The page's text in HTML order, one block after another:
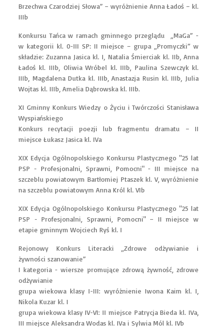
Brzechwa Czarodziej Słowa” – wyróżnienie Anna Ładoś – kl.
IIIb
Konkursu Tańca w ramach gminnego przeglądu „MaGa” -
w kategorii kl. 0-III SP: II miejsce – grupa „Promyczki” w
składzie: Zuzanna Jasica kl. I, Natalia Śmierciak kl. IIb, Anna
Ładoś kl. IIIb, Oliwia Wróbel kl. IIIb, Paulina Szewczyk kl.
IIIb, Magdalena Dutka kl. IIIb, Anastazja Rusin kl. IIIb, Julia
Wojtas kl. IIIb, Amelia Dąbrowska kl. IIIb.
XI Gminny Konkurs Wiedzy o Życiu i Twórczości Stanisława
Wyspiańskiego
Konkurs recytacji poezji lub fragmentu dramatu – II
miejsce Łukasz Jasica kl. IVa
XIX Edycja Ogólnopolskiego Konkursu Plastycznego "25 lat
PSP - Profesjonalni, Sprawni, Pomocni" - III miejsce na
szczeblu powiatowym Bartłomiej Ptaszek kl. V, wyróżnienie
na szczeblu powiatowym Anna Król kl. VIb
XIX Edycja Ogólnopolskiego Konkursu Plastycznego "25 lat
PSP - Profesjonalni, Sprawni, Pomocni" – II miejsce w
etapie gminnym Wojciech Ryś kl. I
Rejonowy Konkurs Literacki „Zdrowe odżywianie i
żywności szanowanie”
I kategoria - wiersze promujące zdrową żywność, zdrowe
odżywianie
grupa wiekowa klasy I-III: wyróżnienie Iwona Kaim kl. I,
Nikola Kuzar kl. I
grupa wiekowa klasy IV-VI: II miejsce Patrycja Bieda kl. IVa,
III miejsce Aleksandra Wodas kl. IVa i Sylwia Mól kl. IVb